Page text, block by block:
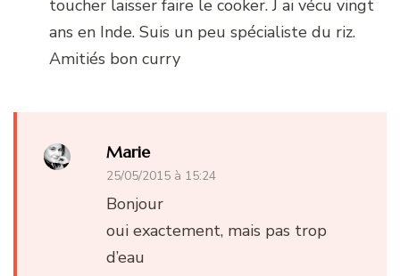
toucher laisser faire le cooker. J ai vécu vingt
ans en Inde. Suis un peu spécialiste du riz.
Amitiés bon curry
Marie
25/05/2015 à 15:24
Bonjour
oui exactement, mais pas trop
d’eau